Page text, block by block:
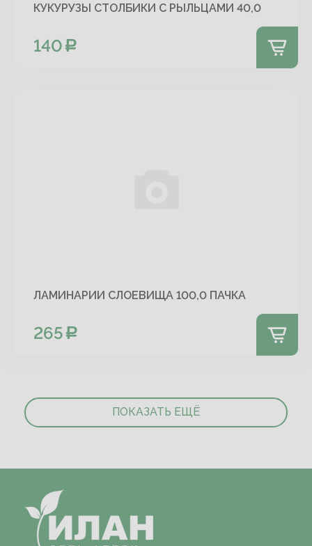
КУКУРУЗЫ СТОЛБИКИ С РЫЛЬЦАМИ 40,0
140
ЛАМИНАРИИ СЛОЕВИЩА 100,0 ПАЧКА
265
ПОКАЗАТЬ ЕЩЁ